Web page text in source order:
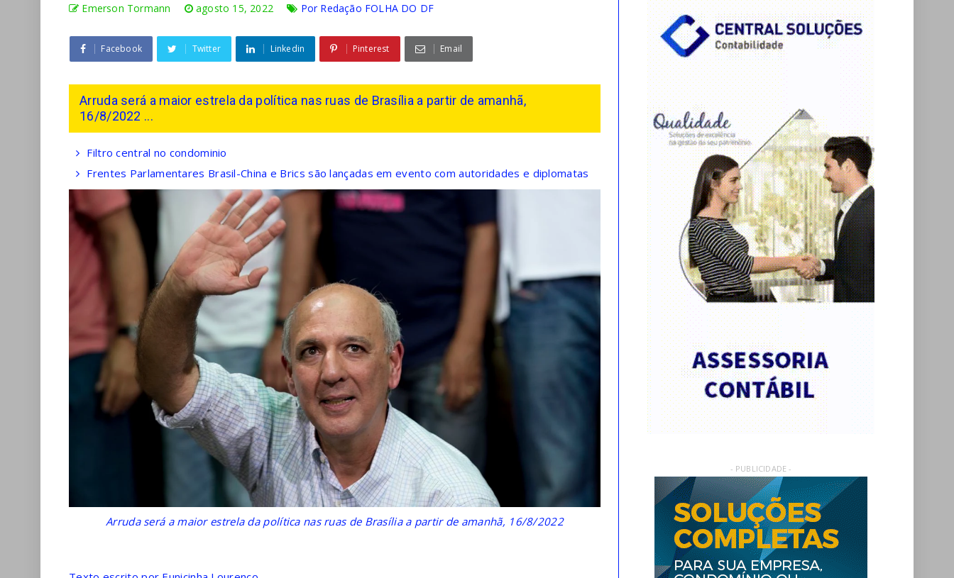
Emerson Tormann agosto 15, 2022 Por Redação FOLHA DO DF
Facebook Twitter Linkedin Pinterest Email
Arruda será a maior estrela da política nas ruas de Brasília a partir de amanhã,
16/8/2022 ...
Filtro central no condominio
Frentes Parlamentares Brasil-China e Brics são lançadas em evento com autoridades e diplomatas
Arruda será a maior estrela da política nas ruas de Brasília a partir de amanhã, 16/8/2022
- PUBLICIDADE -